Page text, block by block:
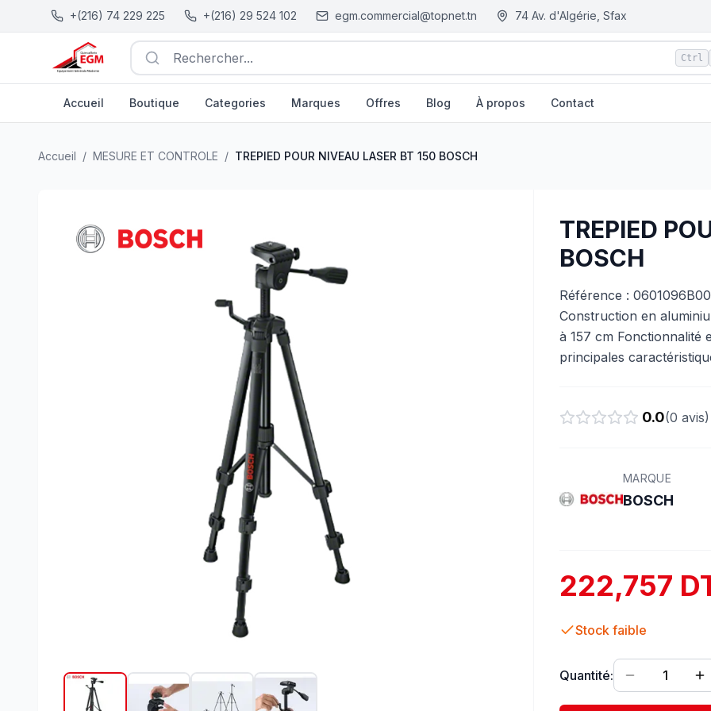
+(216) 74 229 225 +(216) 29 524 102 egm.commercial@topnet.tn 74 Av. d'Algérie, Sfax
Rechercher... Ctrl
Accueil Boutique Categories Marques Offres Blog À propos Contact
Accueil / MESURE ET CONTROLE / TREPIED POUR NIVEAU LASER BT 150 BOSCH
TREPIED
BOSCH
Référence :
Construction en
à 157 cm Fonctionnalité
principales
0.0(0 avis)
MARQUE
BOSCH
222,757
Stock faible
Quantité: 1